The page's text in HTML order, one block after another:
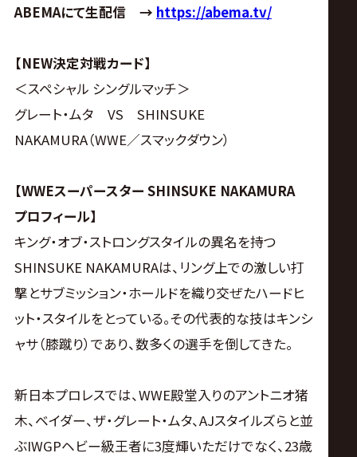
ABEMAにて生配信 → https://abema.tv/
【NEW決定対戦カード】
＜スペシャル シングルマッチ＞
グレート・ムタ VS SHINSUKE
NAKAMURA（WWE／スマックダウン）
【WWEスーパースター SHINSUKE NAKAMURA
プロフィール】
キング・オブ・ストロングスタイルの異名を持つ
SHINSUKE NAKAMURAは、リング上での激しい打
撃とサブミッション・ホールドを織り交ぜたハードヒ
ット・スタイルをとっている。その代表的な技はキンシ
ャサ（膝蹴り）であり、数多くの選手を倒してきた。
新日本プロレスでは、WWE殿堂入りのアントニオ猪
木、ベイダー、ザ・グレート・ムタ、AJスタイルズらと並
ぶIWGPヘビー級王者に3度輝いただけでなく、23歳